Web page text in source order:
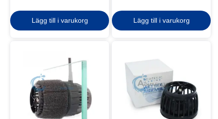
Lägg till i varukorg Lägg till i varukorg